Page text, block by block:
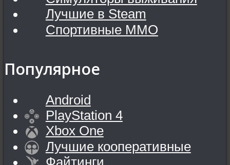
Лучшие в Steam
Спортивные MMO
Популярное
Android
PlayStation 4
Xbox One
Лучшие кооперативные
Файтинги